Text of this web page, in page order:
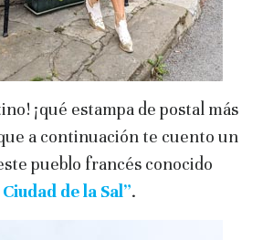
¡qué estampa de postal más
a continuación te cuento un
pueblo francés conocido
de la Sal”.